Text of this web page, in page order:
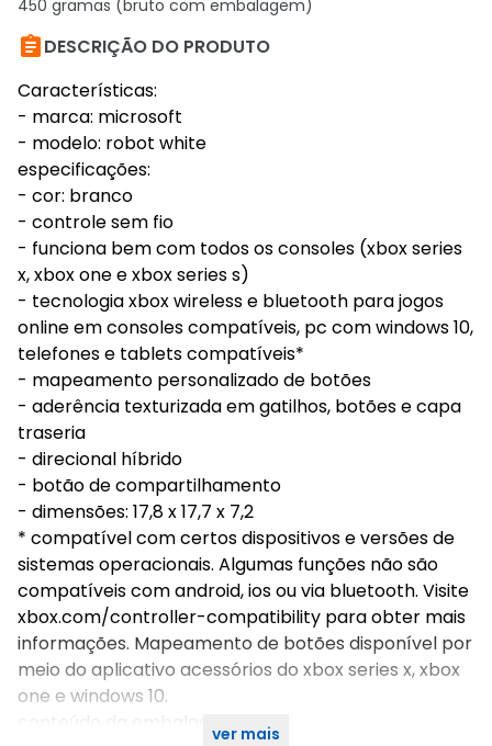
450 gramas (bruto com embalagem)
DESCRIÇÃO DO PRODUTO
Características:
- marca: microsoft
- modelo: robot white
especificações:
- cor: branco
- controle sem fio
- funciona bem com todos os consoles (xbox series
x, xbox one e xbox series s)
- tecnologia xbox wireless e bluetooth para jogos
online em consoles compatíveis, pc com windows 10,
telefones e tablets compatíveis*
- mapeamento personalizado de botões
- aderência texturizada em gatilhos, botões e capa
traseria
- direcional híbrido
- botão de compartilhamento
- dimensões: 17,8 x 17,7 x 7,2
* compatível com certos dispositivos e versões de
sistemas operacionais. Algumas funções não são
compatíveis com android, ios ou via bluetooth. Visite
xbox.com/controller-compatibility para obter mais
informações. Mapeamento de botões disponível por
meio do aplicativo acessórios do xbox series x, xbox
one e windows 10.
conteúdo da embalagem:ver mais